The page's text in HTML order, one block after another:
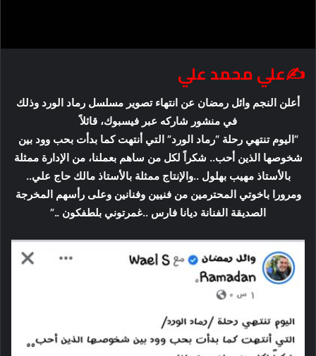
✍علي محمد علي
أعلن النجم وائل رمضان عن انتهاء تصوير مسلسل رماد الورد وذلك
في منشور شاركه عبر فيسبوك، قائلاً
“اليوم تنتهي رحلة “رماد الورد” التي أنتهت كما بدأت بحب وود بين
شخوصها الذين أحب.. شكراً لكل من ساهم بعملنا، من الإدارة ممثلة
بالأستاذ مهيب بهلول ..والإنتاج ممثلة بالأستاذ مالك حاج علي..
ومرورا باخوتي المحترمين من فنيين وفنانين وعلى رأسهم المخرجة
الصديقة الفنانة ديانا فارس ..غمرتوني بلطفكون ..”